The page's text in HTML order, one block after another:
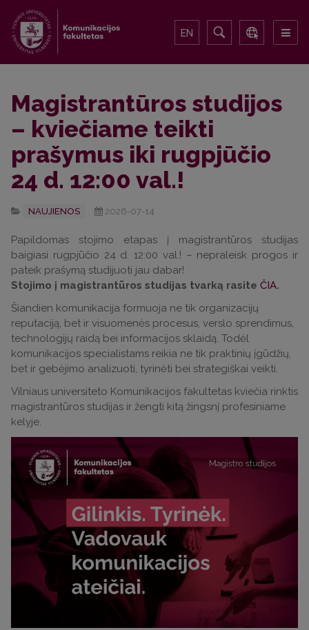
EN
Magistrantūros studijos
– kviečiame teikti
prašymus iki rugpjūčio
24 d. 12:00 val.!
NAUJIENOS 2026-07-14
Papildomas stojimo etapas į magistrantūros studijas
baigiasi rugpjūčio 24 d. 12:00 val.! – nepraleisk progos ir
pateik prašymą studijuoti jau dabar!
Stojimo į magistrantūros studijas tvarką rasite ČIA.
Šiandien komunikacija formuoja ne tik organizacijų
reputaciją, bet ir visuomenės procesus, verslo sprendimus,
technologijų raidą bei informacijos sklaidą. Todėl
komunikacijos specialistams reikia ne tik praktinių įgūdžių,
bet ir gebėjimo analizuoti, tyrinėti bei strategiškai veikti.
Vilniaus universiteto Komunikacijos fakultetas kviečia rinktis
magistrantūros studijas ir žengti kitą žingsnį profesiniame
kelyje.